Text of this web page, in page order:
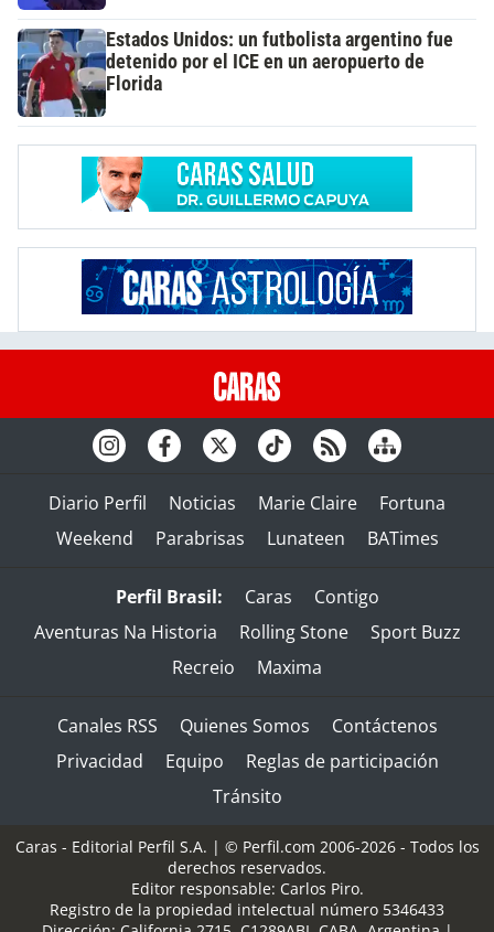
Estados Unidos: un futbolista argentino fue
detenido por el ICE en un aeropuerto de
Florida
Diario Perfil Noticias Marie Claire
Fortuna
Weekend
Parabrisas Lunateen BATimes
Perfil Brasil: Caras
Contigo
Aventuras Na Historia
Rolling Stone
Sport Buzz
Recreio
Maxima
Canales RSS Quienes Somos
Contáctenos
Privacidad
Equipo
Reglas de participación
Tránsito
Caras - Editorial Perfil S.A. | © Perfil.com 2006-2026 - Todos los
derechos reservados.
Editor responsable: Carlos Piro.
Registro de la propiedad intelectual número 5346433